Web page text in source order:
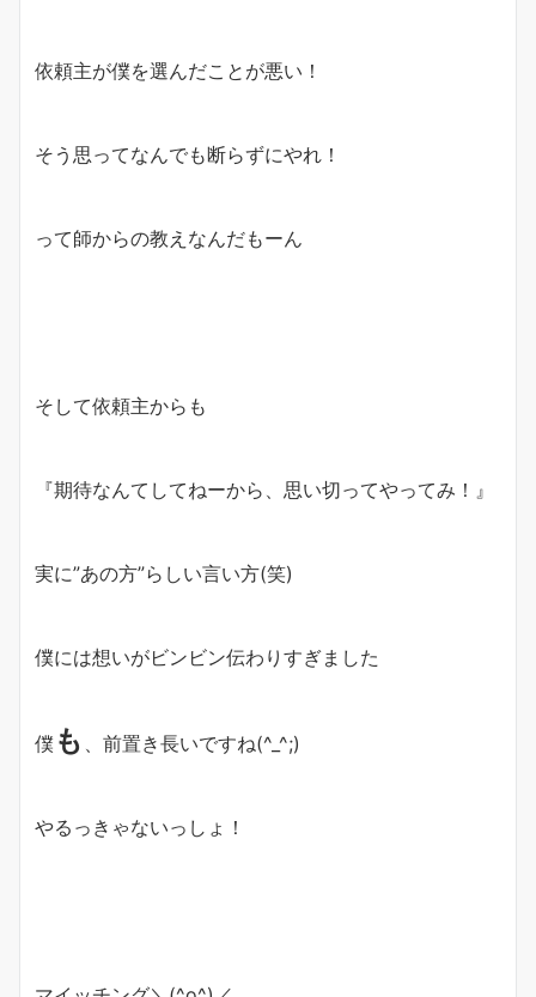
依頼主が僕を選んだことが悪い！
そう思ってなんでも断らずにやれ！
って師からの教えなんだもーん
そして依頼主からも
『期待なんてしてねーから、思い切ってやってみ！』
実に”あの方”らしい言い方(笑)
僕には想いがビンビン伝わりすぎました
僕 も 、前置き長いですね(^_^;)
やるっきゃないっしょ！